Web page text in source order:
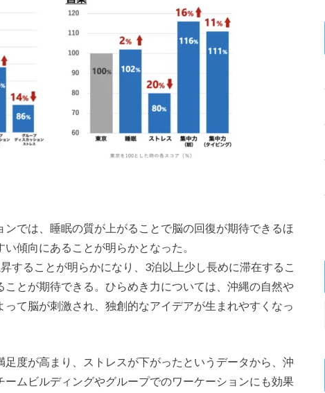
では、睡眠の質が上がることで脳の回復が期待できるほ
傾向にあることが明らかとなった。
することが明らかになり、3泊以上少し長めに滞在するこ
とが期待できる。ひらめき力については、沖縄の自然や
て脳が刺激され、独創的なアイデアが生まれやすくなっ
度が高まり、ストレスが下がったというデータから、沖
ムビルディングやグループでのワーケーションにも効果